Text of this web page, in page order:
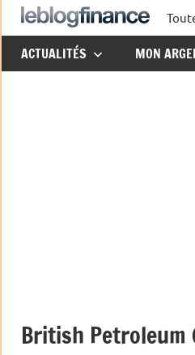
Aller
au
contenu
ACTUALITÉS MON
British Petroleum